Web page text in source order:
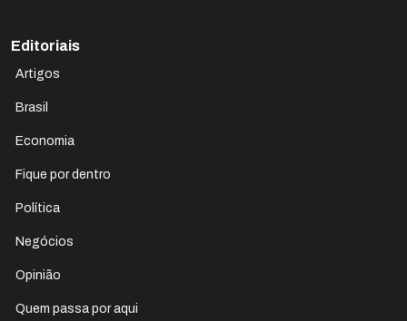
Editoriais
Artigos
Brasil
Economia
Fique por dentro
Política
Negócios
Opinião
Quem passa por aqui